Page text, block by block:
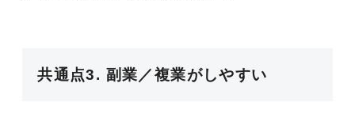
共通点3. 副業／複業がしやすい